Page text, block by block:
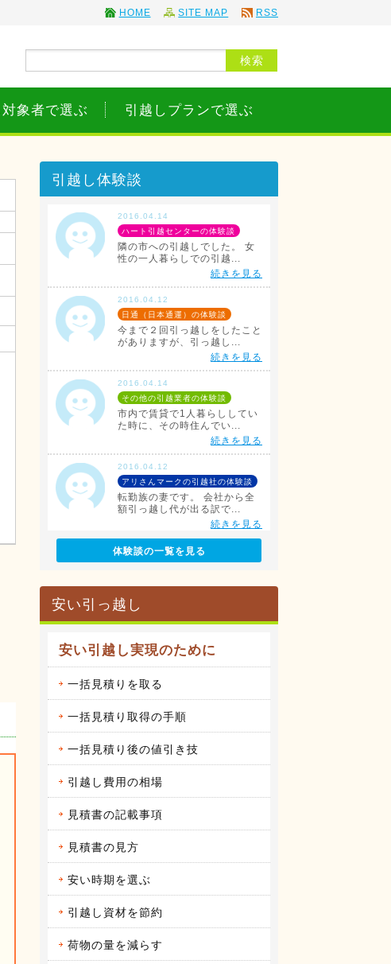
HOME SITE MAP RSS
象者で選ぶ 引越しプランで選ぶ
引越し体験談
2016.04.14
ハート引越センターの体験談
隣の市への引越しでした。 女
性の一人暮らしでの引越...
続きを見る
2016.04.12
日通（日本通運）の体験談
今まで２回引っ越しをしたこと
がありますが、引っ越し...
続きを見る
2016.04.14
その他の引越業者の体験談
市内で賃貸で1人暮らししてい
た時に、その時住んでい...
続きを見る
2016.04.12
アリさんマークの引越社の体験談
転勤族の妻です。 会社から全
額引っ越し代が出る訳で...
続きを見る
2016.04.14
サカイ引越センターの体験談
アート引越センターの体験談
私は、仕事の関係で人事異動が
2016.04.12
アーク引越しセンターの体験談
昨年の９月に引越しをしまし
2016.04.14
ヤマトホームコンビニエンスの体
当時住んでいた部屋が手狭にな
ってきたので、少し多き...
続きを見る
体験談の一覧を見る
安い引っ越し
安い引越し実現のために
一括見積りを取る
一括見積り取得の手順
一括見積り後の値引き技
引越し費用の相場
見積書の記載事項
見積書の見方
安い時期を選ぶ
引越し資材を節約
荷物の量を減らす